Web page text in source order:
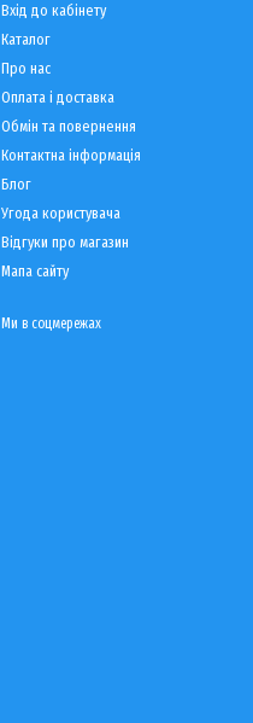
Вхід до кабінету
Каталог
Про нас
Оплата і доставка
Обмін та повернення
Контактна інформація
Блог
Угода користувача
Відгуки про магазин
Мапа сайту
Ми в соцмережах